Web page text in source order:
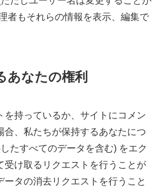
者もそれらの情報を表示、編集で
あなたの権利
を持っているか、サイトにコメン
合、私たちが保持するあなたにつ
たすべてのデータを含む) をエク
受け取るリクエストを行うことが
ータの消去リクエストを行うこと